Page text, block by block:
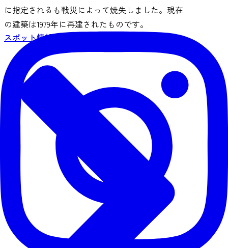
に指定されるも戦災によって焼失しました。現在
の建築は1979年に再建されたものです。
スポット情報